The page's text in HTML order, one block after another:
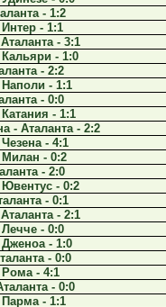
- 1:2
- 1:1
- 3:1
Кальяри - 1:0
- 2:2
Наполи - 1:1
- 0:0
- 1:1
- Аталанта - 2:2
- 4:1
Милан - 0:2
- 2:0
Ювентус - 0:2
- 0:1
- 2:1
- 0:0
Дженоа - 1:0
- 0:0
Рома - 4:1
- 0:0
Парма - 1:1